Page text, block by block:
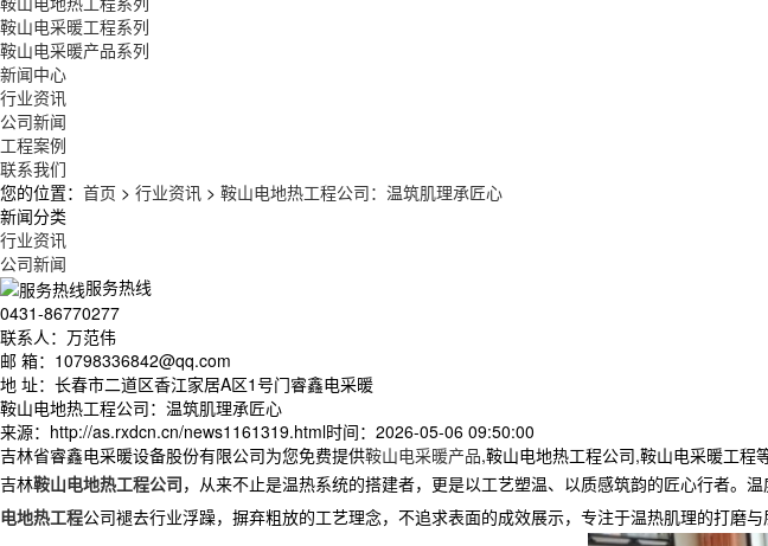
鞍山电采暖工程系列
鞍山电采暖产品系列
新闻中心
行业资讯
公司新闻
工程案例
联系我们
您的位置： 首页 > 行业资讯 > 鞍山电地热工程公司：温筑肌理承匠心
新闻分类
行业资讯
公司新闻
服务热线
0431-86770277
联系人：万范伟
邮 箱：10798336842@qq.com
地 址：长春市二道区香江家居A区1号门睿鑫电采暖
鞍山电地热工程公司：温筑肌理承匠心
来源：http://as.rxdcn.cn/news1161319.html时间：2026-05-06 09:50:00
吉林省睿鑫电采暖设备股份有限公司为您免费提供鞍山电采暖产品,鞍山电地热工程公司,鞍山电采暖工程
吉林鞍山电地热工程公司，从来不止是温热系统的搭建者，更是以工艺塑温、以质感筑韵的匠心行者。
电地热工程公司褪去行业浮躁，摒弃粗放的工艺理念，不追求表面的成效展示，专注于温热肌理的打磨